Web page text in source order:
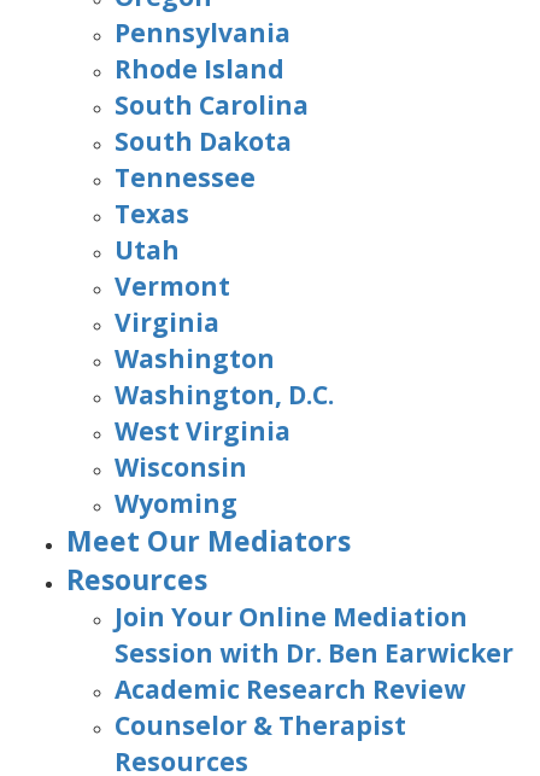
Pennsylvania
Rhode Island
South Carolina
South Dakota
Tennessee
Texas
Utah
Vermont
Virginia
Washington
Washington, D.C.
West Virginia
Wisconsin
Wyoming
Meet Our Mediators
Resources
Join Your Online Mediation
Session with Dr. Ben Earwicker
Academic Research Review
Counselor & Therapist
Resources